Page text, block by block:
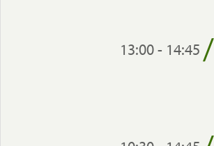
13:00 - 14:45 /